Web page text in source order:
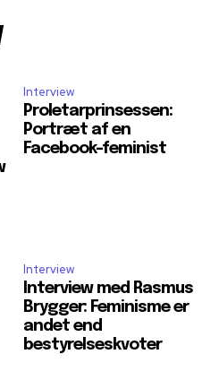
Interview
Proletarprinsessen:
Portræt af en
Facebook-feminist
Interview
Interview med Rasmus
Brygger: Feminisme er
andet end
bestyrelseskvoter